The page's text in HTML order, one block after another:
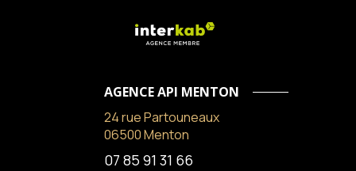
AGENCE API MENTON
24 rue Partouneaux
06500 Menton
07 85 91 31 66